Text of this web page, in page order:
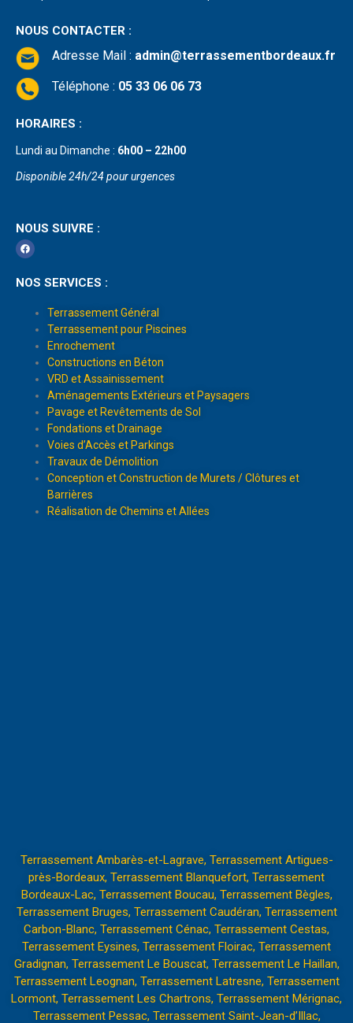
NOUS CONTACTER :
Adresse Mail : admin@terrassementbordeaux.fr
Téléphone : 05 33 06 06 73
HORAIRES :
Lundi au Dimanche : 6h00 – 22h00
Disponible 24h/24 pour urgences
NOUS SUIVRE :
NOS SERVICES :
Terrassement Général
Terrassement pour Piscines
Enrochement
Constructions en Béton
VRD et Assainissement
Aménagements Extérieurs et Paysagers
Pavage et Revêtements de Sol
Fondations et Drainage
Voies d’Accès et Parkings
Travaux de Démolition
Conception et Construction de Murets / Clôtures et
Barrières
Réalisation de Chemins et Allées
Terrassement Ambarès-et-Lagrave, Terrassement Artigues-
près-Bordeaux, Terrassement Blanquefort, Terrassement
Bordeaux-Lac, Terrassement Boucau, Terrassement Bègles,
Terrassement Bruges, Terrassement Caudéran, Terrassement
Carbon-Blanc, Terrassement Cénac, Terrassement Cestas,
Terrassement Eysines, Terrassement Floirac, Terrassement
Gradignan, Terrassement Le Bouscat, Terrassement Le Haillan,
Terrassement Leognan, Terrassement Latresne, Terrassement
Lormont, Terrassement Les Chartrons, Terrassement Mérignac,
Terrassement Pessac, Terrassement Saint-Jean-d’Illac,